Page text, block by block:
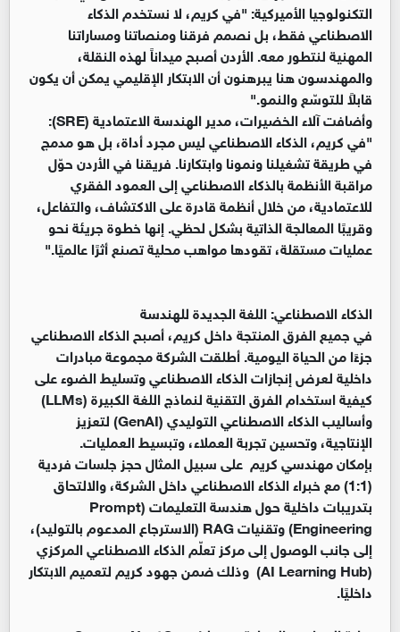
التكنولوجيا الأميركية: "في كريم، لا نستخدم الذكاء
الاصطناعي فقط، بل نصمم فرقنا ومنصاتنا ومساراتنا
المهنية لنتطور معه. الأردن أصبح ميداناً لهذه النقلة،
والمهندسون هنا يبرهنون أن الابتكار الإقليمي يمكن أن يكون
قابلاً للتوسّع والنمو."
وأضافت آلاء الخضيرات، مدير الهندسة الاعتمادية (SRE):
"في كريم، الذكاء الاصطناعي ليس مجرد أداة، بل هو مدمج
في طريقة تشغيلنا ونمونا وابتكارنا. فريقنا في الأردن حوّل
مراقبة الأنظمة بالذكاء الاصطناعي إلى العمود الفقري
للاعتمادية، من خلال أنظمة قادرة على الاكتشاف، والتفاعل،
وقريبًا المعالجة الذاتية بشكل لحظي. إنها خطوة جريئة نحو
عمليات مستقلة، تقودها مواهب محلية تصنع أثرًا عالميًا."
الذكاء الاصطناعي: اللغة الجديدة للهندسة
في جميع الفرق المنتجة داخل كريم، أصبح الذكاء الاصطناعي
جزءًا من الحياة اليومية. أطلقت الشركة مجموعة مبادرات
داخلية لعرض إنجازات الذكاء الاصطناعي وتسليط الضوء على
كيفية استخدام الفرق التقنية لنماذج اللغة الكبيرة (LLMs)
وأساليب الذكاء الاصطناعي التوليدي (GenAI) لتعزيز
الإنتاجية، وتحسين تجربة العملاء، وتبسيط العمليات.
بإمكان مهندسي كريم على سبيل المثال حجز جلسات فردية
(1:1) مع خبراء الذكاء الاصطناعي داخل الشركة، والالتحاق
بتدريبات داخلية حول هندسة التعليمات (Prompt
Engineering) وتقنيات RAG (الاسترجاع المدعوم بالتوليد)،
إلى جانب الوصول إلى مركز تعلّم الذكاء الاصطناعي المركزي
(AI Learning Hub) وذلك ضمن جهود كريم لتعميم الابتكار
داخليًا.